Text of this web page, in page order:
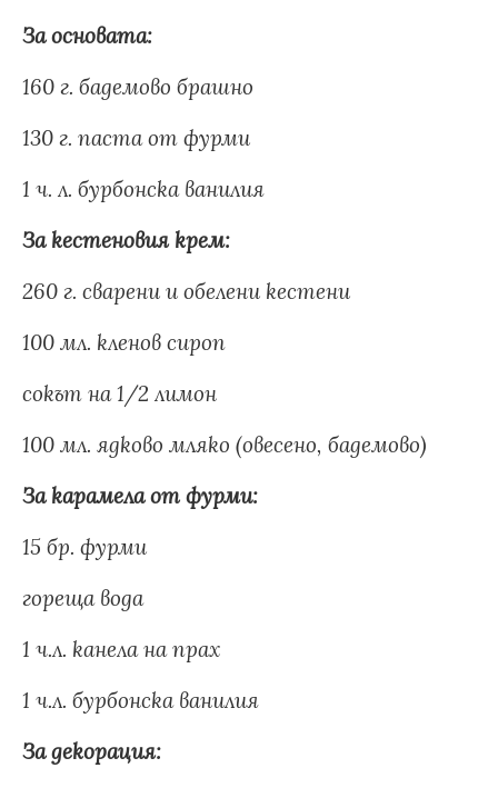
За основата:
160 г. бадемово брашно
130 г. паста от фурми
1 ч. л. бурбонска ванилия
За кестеновия крем:
260 г. сварени и обелени кестени
100 мл. кленов сироп
сокът на 1/2 лимон
100 мл. ядково мляко (овесено, бадемово)
За карамела от фурми:
15 бр. фурми
гореща вода
1 ч.л. канела на прах
1 ч.л. бурбонска ванилия
За декорация: